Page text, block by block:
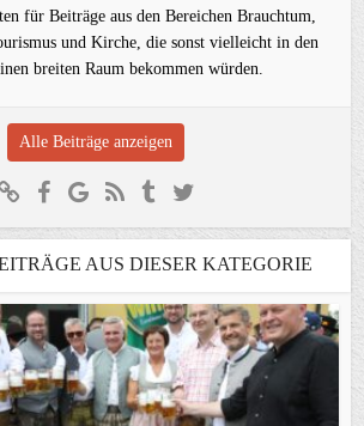
für Beiträge aus den Bereichen Brauchtum,
und Kirche, die sonst vielleicht in den
breiten Raum bekommen würden.
Alle Beiträge anzeigen
AUS DIESER KATEGORIE